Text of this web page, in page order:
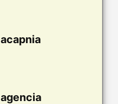
acapnia
agencia